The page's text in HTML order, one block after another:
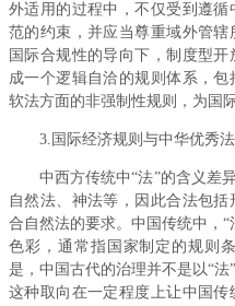
外适用的过程中，不仅受到遵
范的约束，并应当尊重域外管
国际合规性的导向下，制度型
成一个逻辑自洽的规则体系，
软法方面的非强制性规则，为国
3.国际经济规则与中华优秀
中西方传统中“法”的含义差
自然法、神法等，因此合法包
合自然法的要求。中国传统中，
色彩，通常指国家制定的规则
是，中国古代的治理并不是以“法
这种取向在一定程度上让中国